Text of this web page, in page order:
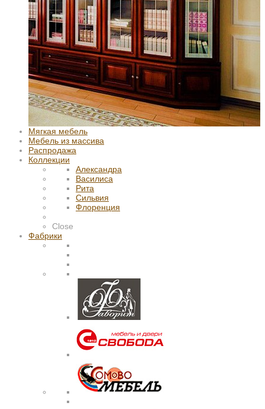
Мягкая мебель
Мебель из массива
Распродажа
Коллекции
Александра
Василиса
Рита
Сильвия
Флоренция
Close
Фабрики